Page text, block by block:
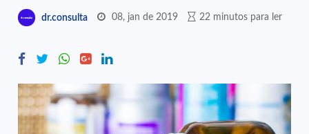
dr.consulta 08, jan de 2019 22 minutos para ler